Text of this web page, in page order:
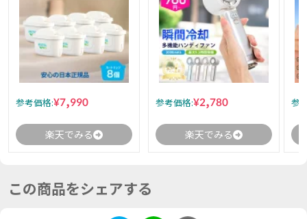
参考価格:¥7,990
楽天でみる
参考価格:¥2,780
楽天でみる
参
この商品をシェアする